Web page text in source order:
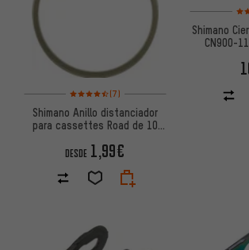
Valoración media: 4,5 de 5 basada en 7
(7)
Shimano Anillo distanciador
para cassettes Road de 10
DESDE 1,99€
Shimano
CN900-